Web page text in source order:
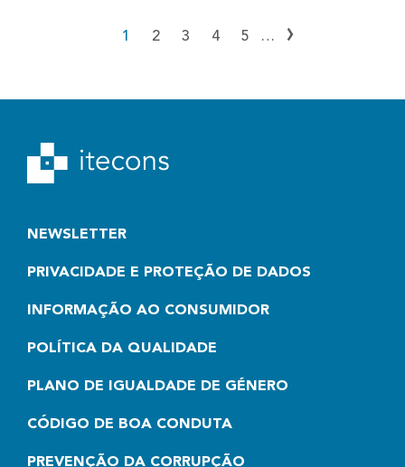
1 2 3 4 5 … ›
NEWSLETTER
PRIVACIDADE E PROTEÇÃO DE DADOS
INFORMAÇÃO AO CONSUMIDOR
POLÍTICA DA QUALIDADE
PLANO DE IGUALDADE DE GÉNERO
CÓDIGO DE BOA CONDUTA
PREVENÇÃO DA CORRUPÇÃO